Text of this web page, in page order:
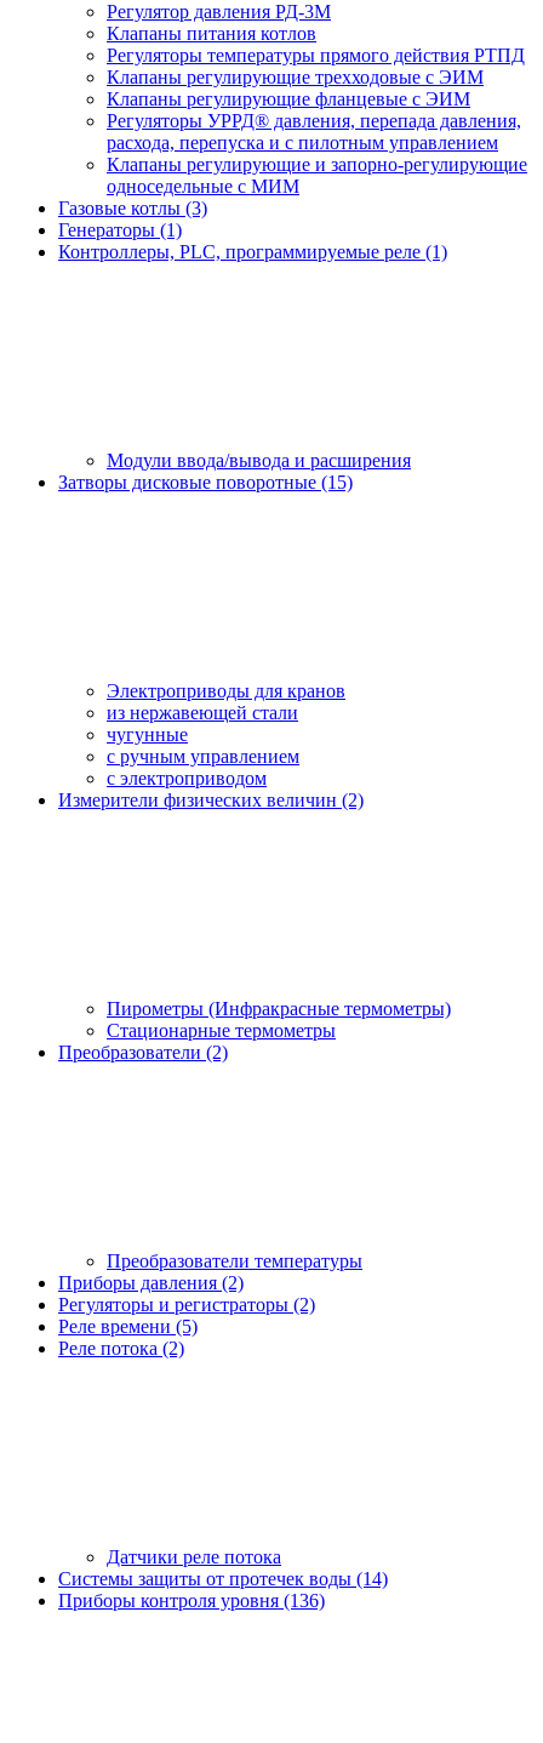
Регулятор давления РД-3М
Клапаны питания котлов
Регуляторы температуры прямого действия РТПД
Клапаны регулирующие трехходовые с ЭИМ
Клапаны регулирующие фланцевые с ЭИМ
Регуляторы УРРД® давления, перепада давления,
расхода, перепуска и с пилотным управлением
Клапаны регулирующие и запорно-регулирующие
односедельные с МИМ
Газовые котлы (3)
Генераторы (1)
Контроллеры, PLС, программируемые реле (1)
Модули ввода/вывода и расширения
Затворы дисковые поворотные (15)
Электроприводы для кранов
из нержавеющей стали
чугунные
с ручным управлением
c электроприводом
Измерители физических величин (2)
Пирометры (Инфракрасные термометры)
Стационарные термометры
Преобразователи (2)
Преобразователи температуры
Приборы давления (2)
Регуляторы и регистраторы (2)
Реле времени (5)
Реле потока (2)
Датчики реле потока
Системы защиты от протечек воды (14)
Приборы контроля уровня (136)